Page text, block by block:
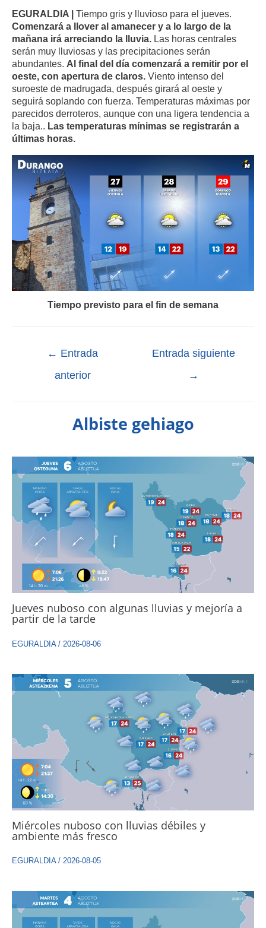
EGURALDIA |
Tiempo gris y lluvioso para el jueves.
Comenzará a llover al amanecer y a lo largo de la
mañana irá arreciando la lluvia. Las horas centrales
serán muy lluviosas y las precipitaciones serán
abundantes. Al final del día comenzará a remitir por el
oeste, con apertura de claros. Viento intenso del
suroeste de madrugada, después girará al oeste y
seguirá soplando con fuerza. Temperaturas máximas por
parecidos derroteros, aunque con una ligera tendencia a
la baja.. Las temperaturas mínimas se registrarán a
últimas horas.
Tiempo previsto para el fin de semana
← Entrada
anterior
Entrada siguiente
→
Albiste gehiago
Jueves nuboso con algunas lluvias y mejoría a
partir de la tarde
EGURALDIA/ 2026-08-06
Miércoles nuboso con lluvias débiles y
ambiente más fresco
EGURALDIA/ 2026-08-05